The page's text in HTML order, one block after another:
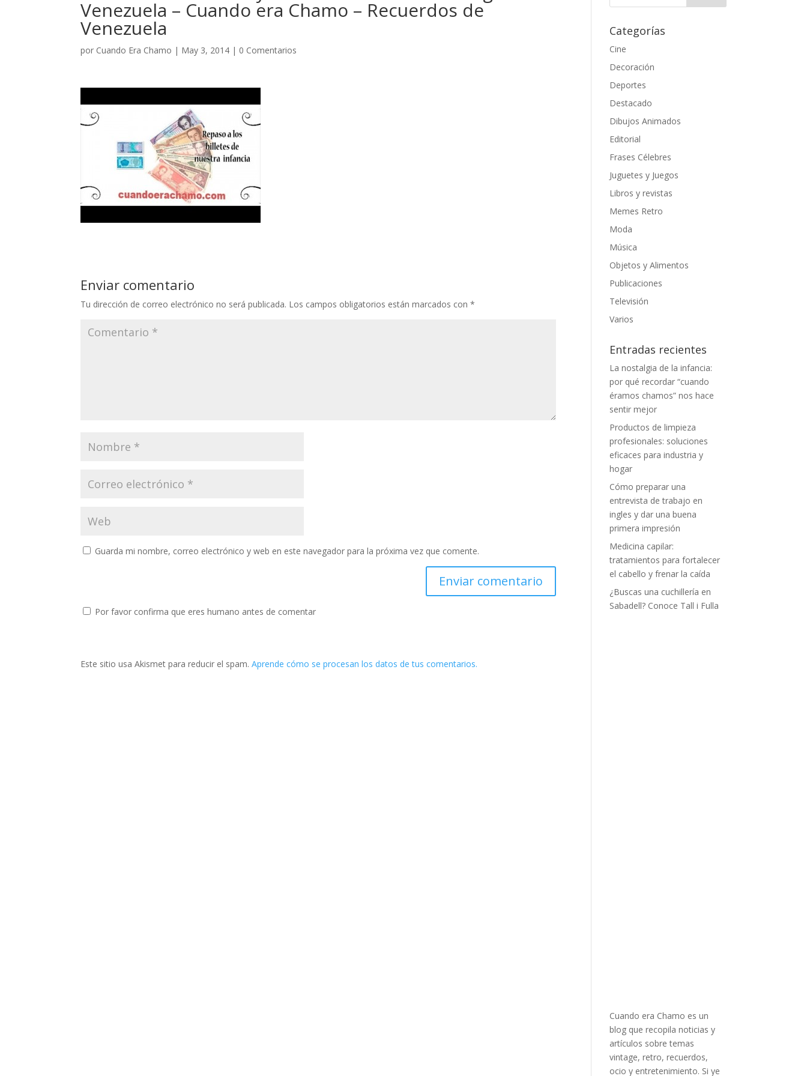
Venezuela – Cuando era Chamo – Recuerdos de
Venezuela
por Cuando Era Chamo | May 3, 2014 | 0 Comentarios
Enviar comentario
Tu dirección de correo electrónico no será publicada. Los campos obligatorios están marcados con*
Guarda mi nombre, correo electrónico y web en este navegador para la próxima vez que comente.
Por favor confirma que eres humano antes de comentar
Este sitio usa Akismet para reducir el spam.Aprende cómo se procesan los datos de tus comentarios.
Categorías
Cine
Decoración
Deportes
Destacado
Dibujos Animados
Editorial
Frases Célebres
Juguetes y Juegos
Libros y revistas
Memes Retro
Moda
Música
Objetos y Alimentos
Publicaciones
Televisión
Varios
Entradas recientes
La nostalgia de la infancia:
por qué recordar “cuando
éramos chamos” nos hace
sentir mejor
Productos de limpieza
profesionales: soluciones
eficaces para industria y
hogar
Cómo preparar una
entrevista de trabajo en
ingles y dar una buena
primera impresión
Medicina capilar:
tratamientos para fortalecer
el cabello y frenar la caída
¿Buscas una cuchillería en
Sabadell? Conoce Tall i Fulla
Cuando era Chamo es un
blog que recopila noticias y
artículos sobre temas
vintage, retro, recuerdos,
ocio y entretenimiento. Si ye